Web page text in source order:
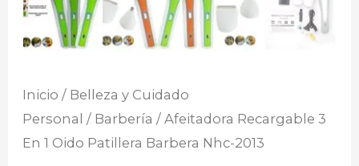
Inicio / Belleza y Cuidado
Personal / Barbería / Afeitadora Recargable 3
En 1 Oido Patillera Barbera Nhc-2013